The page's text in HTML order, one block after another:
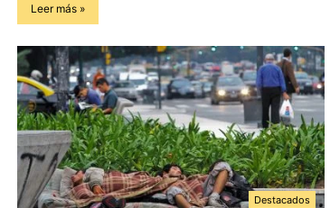
Leer más »
Destacados